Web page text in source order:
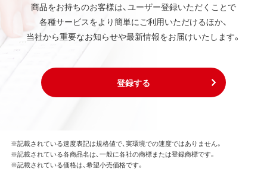
商品をお持ちのお客様は、ユーザー登録いただくことで
各種サービスをより簡単にご利用いただけるほか、
当社から重要なお知らせや最新情報をお届けいたします。
登録する
※記載されている速度表記は規格値で、実環境での速度ではありません。
※記載されている各商品名は、一般に各社の商標または登録商標です。
※記載されている価格は、希望小売価格です。